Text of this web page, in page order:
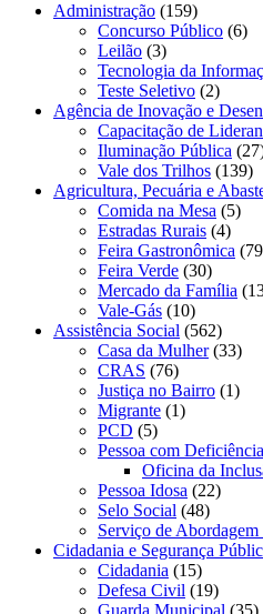
Administração (159)
Concurso Público (6)
Leilão (3)
Tecnologia da
Teste Seletivo (2)
Agência de Inovação e
Capacitação de
Iluminação Pública
Vale dos Trilhos (139)
Agricultura, Pecuária e
Comida na Mesa (5)
Estradas Rurais (4)
Feira Gastronômica
Feira Verde (30)
Mercado da Família
Vale-Gás (10)
Assistência Social (562)
Casa da Mulher(33)
CRAS (76)
Justiça no Bairro (1)
Migrante (1)
PCD (5)
Pessoa com Deficiência
Oficina da
Pessoa Idosa (22)
Selo Social (48)
Serviço de Abordagem
Cidadania e Segurança
Cidadania (15)
Defesa Civil (19)